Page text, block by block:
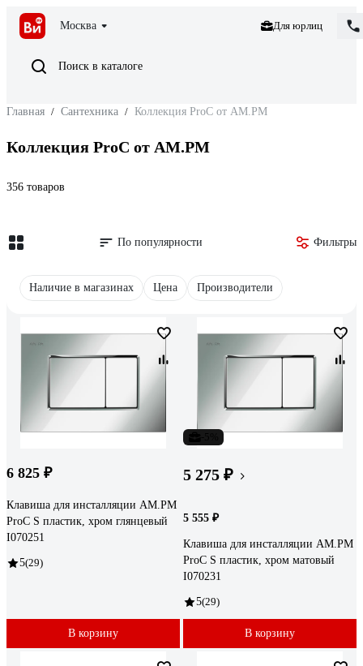
Москва Для юрлиц
Поиск в каталоге
Главная / Сантехника / Коллекция ProC от AM.PM
Коллекция ProC от AM.PM
356 товаров
По популярности Фильтры
Наличие в магазинах Цена Производители
6 825 ₽
Клавиша для инсталляции AM.PM
ProC S пластик, хром глянцевый
I070251
5(29)
В корзину
5 275 ₽
5 555 ₽
Клавиша для инсталляции AM.PM
ProC S пластик, хром матовый
I070231
5(29)
В корзину